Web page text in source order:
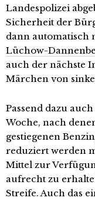
Landespolizei
Sicherheit der
dann automatisch
Lüchow-
auch der nächste
Märchen von
Passend dazu
Woche, nach
gestiegenen
reduziert werden
Mittel zur
aufrecht zu
Streife. Auch das